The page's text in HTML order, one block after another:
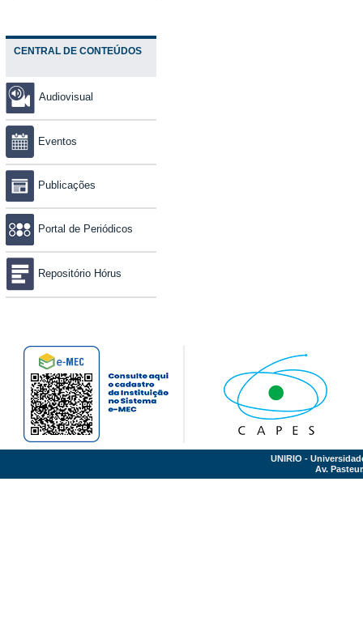
CENTRAL DE CONTEÚDOS
Audiovisual
Eventos
Publicações
Portal de Periódicos
Repositório Hórus
UNIRIO -
Av.